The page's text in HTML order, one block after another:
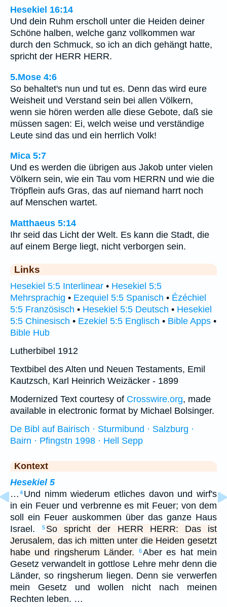
Hesekiel 16:14
Und dein Ruhm erscholl unter die Heiden deiner
Schöne halben, welche ganz vollkommen war
durch den Schmuck, so ich an dich gehängt hatte,
spricht der HERR HERR.
5.Mose 4:6
So behaltet's nun und tut es. Denn das wird eure
Weisheit und Verstand sein bei allen Völkern,
wenn sie hören werden alle diese Gebote, daß sie
müssen sagen: Ei, welch weise und verständige
Leute sind das und ein herrlich Volk!
Mica 5:7
Und es werden die übrigen aus Jakob unter vielen
Völkern sein, wie ein Tau vom HERRN und wie die
Tröpflein aufs Gras, das auf niemand harrt noch
auf Menschen wartet.
Matthaeus 5:14
Ihr seid das Licht der Welt. Es kann die Stadt, die
auf einem Berge liegt, nicht verborgen sein.
Links
Hesekiel 5:5 Interlinear • Hesekiel 5:5
Mehrsprachig • Ezequiel 5:5 Spanisch • Ézéchiel
5:5 Französisch • Hesekiel 5:5 Deutsch • Hesekiel
5:5 Chinesisch • Ezekiel 5:5 Englisch • Bible Apps •
Bible Hub
Lutherbibel 1912
Textbibel des Alten und Neuen Testaments, Emil
Kautzsch, Karl Heinrich Weizäcker - 1899
Modernized Text courtesy of Crosswire.org, made
available in electronic format by Michael Bolsinger.
De Bibl auf Bairisch · Sturmibund · Salzburg ·
Bairn · Pfingstn 1998 · Hell Sepp
Kontext
Hesekiel 5
… 4 Und nimm wiederum etliches davon und wirf's
in ein Feuer und verbrenne es mit Feuer; von dem
soll ein Feuer auskommen über das ganze Haus
Israel.
5 So spricht der HERR HERR: Das ist
Jerusalem, das ich mitten unter die Heiden gesetzt
habe und ringsherum Länder.
6Aber es hat mein
Gesetz verwandelt in gottlose Lehre mehr denn die
Länder, so ringsherum liegen. Denn sie verwerfen
mein Gesetz und wollen nicht nach meinen
Rechten leben. …